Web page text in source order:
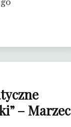
– Marzec